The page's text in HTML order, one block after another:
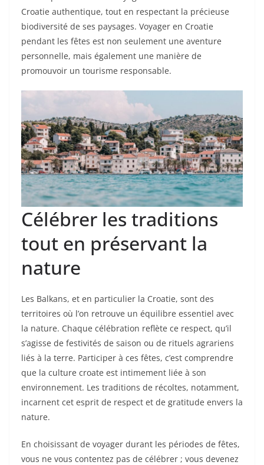
Croatie authentique, tout en respectant la précieuse
biodiversité de ses paysages. Voyager en Croatie
pendant les fêtes est non seulement une aventure
personnelle, mais également une manière de
promouvoir un tourisme responsable.
Célébrer les traditions
tout en préservant la
nature
Les Balkans, et en particulier la Croatie, sont des
territoires où l’on retrouve un équilibre essentiel avec
la nature. Chaque célébration reflète ce respect, qu’il
s’agisse de festivités de saison ou de rituels agrariens
liés à la terre. Participer à ces fêtes, c’est comprendre
que la culture croate est intimement liée à son
environnement. Les traditions de récoltes, notamment,
incarnent cet esprit de respect et de gratitude envers la
nature.
En choisissant de voyager durant les périodes de fêtes,
vous ne vous contentez pas de célébrer ; vous devenez